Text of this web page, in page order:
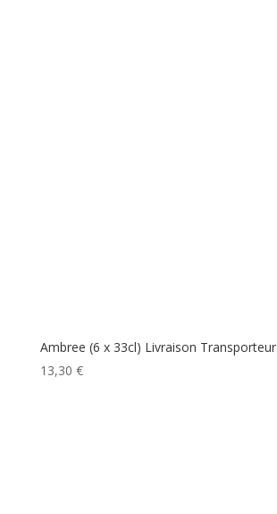
Ambree (6 x 33cl) Livraison Transporteur
13,30 €